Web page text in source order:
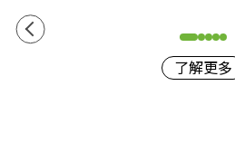
了解更多